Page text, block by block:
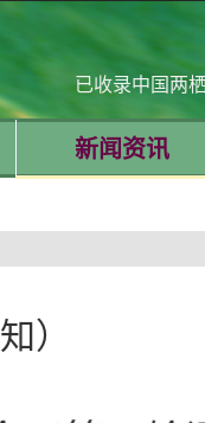
已收录中国两
新闻资讯
）